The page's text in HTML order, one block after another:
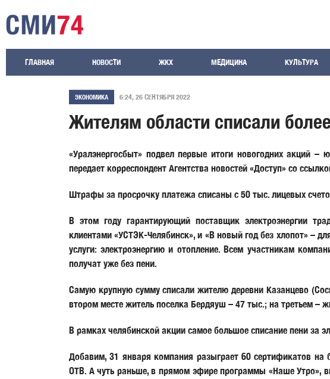
ГЛАВНАЯ НОВОСТИ ЖКХ МЕДИЦИНА КУЛЬТУРА
ЭКОНОМИКА 6:24, 26 СЕНТЯБРЯ 2022
Жителям области списали
«Уралэнергосбыт» подвел первые итоги новогодних акций
передает корреспондент Агентства новостей «Доступ» со
Штрафы за просрочку платежа списаны с 50 тыс. лицевых
В этом году гарантирующий поставщик электроэнергии
клиентами «УСТЭК-Челябинск», и «В новый год без хлопот» –
услуги: электроэнергию и отопление. Всем участникам
получат уже без пени.
Самую крупную сумму списали жителю деревни Казанцево
втором месте житель поселка Бердяуш – 47 тыс.; на третьем –
В рамках челябинской акции самое большое списание пени за
Добавим, 31 января компания разыграет 60 сертификатов на
ОТВ. А чуть раньше, в прямом эфире программы «Наше Утро»,